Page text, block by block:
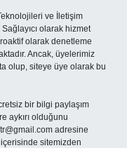
ve İletişim
olarak hizmet
olarak denetleme
Ancak, üyelerimiz
olup, siteye üye olarak bu
bir bilgi paylaşım
aykırı olduğunu
adresine
sitemizden